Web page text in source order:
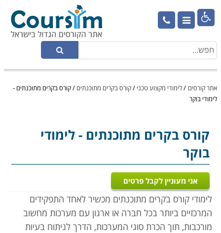

אתר קורסים /לימודי מקצוע טכני /קורס בקרים מתוכנתים /קורס בקרים מתוכנתים -
לימודי בוקר
קורס בקרים מתוכנתים - לימודי
בוקר
אני מעוניין לקבל פרטים
לימודי קורס בקרים מתוכנתים מכשיר לאחד התפקידים
המרכזיים ביותר בכל חברה או ארגון עם מערכות מחשוב
מורכבות, תוך הכרת סוגי המערכות, הדרך לניתוח בעיות